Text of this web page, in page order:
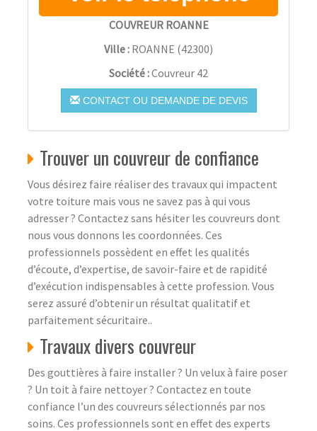
COUVREUR ROANNE
Ville : ROANNE (42300)
Société :Couvreur 42
CONTACT OU DEMANDE DE DEVIS
Trouver un couvreur de confiance
Vous désirez faire réaliser des travaux qui impactent
votre toiture mais vous ne savez pas à qui vous
adresser ? Contactez sans hésiter les couvreurs dont
nous vous donnons les coordonnées. Ces
professionnels possèdent en effet les qualités
d’écoute, d’expertise, de savoir-faire et de rapidité
d’exécution indispensables à cette profession. Vous
serez assuré d’obtenir un résultat qualitatif et
parfaitement sécuritaire..
Travaux divers couvreur
Des gouttières à faire installer ? Un velux à faire poser
? Un toit à faire nettoyer ? Contactez en toute
confiance l’un des couvreurs sélectionnés par nos
soins. Ces professionnels sont en effet des experts